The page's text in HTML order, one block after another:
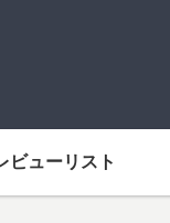
ビューリスト